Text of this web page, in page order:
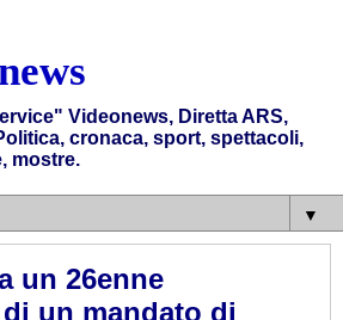
Videonews, Diretta ARS,
cronaca, sport, spettacoli,
mostre.
▼
un 26enne
un mandato di